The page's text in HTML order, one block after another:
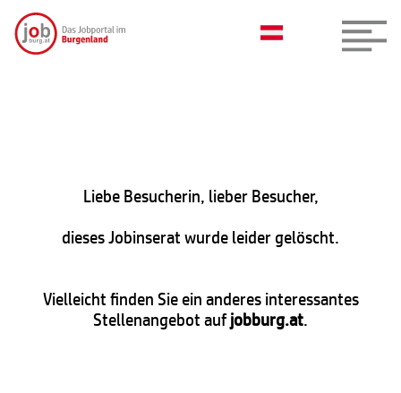
Liebe Besucherin, lieber Besucher,
dieses Jobinserat wurde leider gelöscht.
Vielleicht finden Sie ein anderes interessantes
Stellenangebot aufjobburg.at.